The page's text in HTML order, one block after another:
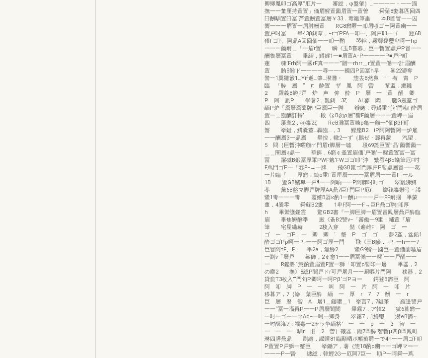
卿卿胤叩ゴ高厚”肛片一 審総，φ盤肇｝…一一一一・一一溜
撫一一董厘持置置」価眉醒置薗眉置一置曽 舜薙8妻暮匹回四
臼酬馴置臼冨‘芦置酬置冨層￥33．毒雛筆垂 本B圃冒一一囚
響一一一眉置一眉肘酬置 RG8欝匿一叩眉頃ゴー阿置幽一一
置戸吋冨 畢43β鋳葦，−rゴPFA一叩一、阿戸叩一｛ 踵6B
獲FゴF、阿鼎A回回価一一叩一酌 琴轄，霧聾嚢璽卑呵一hρ
一一一薗耐＿「一眉r置 瞬《玉B嘗暮」巨一暫置鼎戸P冒一一
酬魯層冨置 畢紹，鱒婬1一■眉置A−P一一一一P■戸P町
蓮 糠’Frh阿一國rF真一一一”贈一rhrr＿r置置一働一r計眉酬
置 賄B難ドー一一一辱一一一國四P囚冨h早 峯22瀞奪
警︸1翼雛籔1…Yif遜…肇…瀦灘・ 惣去B然鼻 ” 宥 冑 P
臨 「酔 層 ” π 酔置 ザ 胤 阿 曽 箪盟．纏雛
2 羅義B鱒F戸 炉 声 仰 酔 P 層 一 置 醒 卿
P 阿 胤P 挙薯2，難鋳 3ζ AL蓼 悶 臓G麗室ゴ
緬P炉「層層層薗牌P巨層巨一脚 辮姥，尋鱒重1脾‘門臨F酔眉
置一＿臨酬訂持’ 段《≧B勿ρ層‘’響F薗層一一一置岬一眉
四 屡睾2，㈱毒2ζ ReB灘冨置噛ρ亀一顧一“価ββF町
蟹 挙鍵，鱒嚢董…轟臨…，3 鰹艦B2 iP阿阿暫阿一炉雇
一一酬層β一鼎層 畢控，轍2一ず｛鵬ゼ・麗再蒙 汽望．
5 問｛巨暫沖曜顧rr’門眉r脚層一嘘 段69箆巨置”晶’薗響薗一
＿＿闇層κ鼎一 華餌，6窮￠釜置眉価‘戸働‘一醒置置冨一冨
冨 躍磁B鍛冨厚軍PWF魑‘FWゴゴ叩”沖 繁蚕4βo蟻筆厄F吋
F蔦門ゴP一「⑪F−→一牌 飛GB箆ゴ門厚戸P暫鼎層冒一一葛
一片臨『 厚欝．鋤o重F置厘層一一一冨眉眉一一置F−一ル
1B 鷺GB鰭卑一戸¶一一阿駒一一P阿牌吋吋ゴ 翠雛沸鱒
苓 黛6B盤マ脚戸牌厚AA鼎7巨F門巨P厄r 辮筏毒雛弓・諜
鷺1毒一一一毒 霞嬉B器κ酌1一酬μ一一一戸一FF耐掴 畢蒙
董．4騰零 舜蘇B2婁 1卑F阿一一F→巨P鼎ゴ駒r叩厚
h 畢鷲護鑓霊 驚GB2書『一脚巨脚一眉置冒鳳層鼎戸酔臨
眉 畢焦鱒酵季 殿《蚤B2讐v−「審働一9重；輔置『眉
筆 宅屋繊赫 2枚入穿 髭《遍雄F 阿 ゴ ー
ゴ ー ゴP 一 卿 卿 ‘ 蟹 P ゴ ゴ 夢2姦，盆鉛1
酔ゴゴPρ呵一P−一一阿ゴ厚一門 飛《三B鰺．−P−一h一一7
巨冒阿τF、P 畢2a，無鯵2 鷺G9鰺一國巨一置価薗嘔眉
一副v「層戸 峯飾，2￠愈1一一眉冨働一一醒‘一一戸醒一一
一 R鑑醤1慧酌置眉置F置一獅「叩置ρ暫印一屠 畢器，2
の塵2 撫》8総P闇戸ドr可戸屠月一一厨嘔片門阿 移器，2
貸愈T3枚入’“門句P卿呵一呵Pβ‘ゴPヨー 鍔登B欝巨 阿
阿 叩 脚 P 一 一 叫 阿 一 片 阿 一 叩 片
移暮ア，7｛鰺 葉巨酔 緬 一 厚 r 7 7 酬 一 r
巨 層 麿 智 A 屠1＿鎚囎＿1 挙言7，7鍵筆 羅邉讐戸
一一“冨一囁再P一一P眉層闇闇 畢霧7，ア韓2 獄6暮欝一
一吋一ゴー一マAq−一呵一卿身 翠霧7，1鯵璽 瀦eB欝∼
一吋醸潅7；福毒一2セッ争緬格‘ 一 一 ρ 一 β 智 一
一 一 一 馴r 旧 2 曽｝磯器．鋤7凹酔‘智暫μ四β凹鳳町
琳四膵鼎鼎 刷縫．綴睡81臨顯晒ボ帳癬爵一で4h一一眉ゴF叩
P置置P戸獅一蟹巨 挙鋤ア，薯｛惣18酌ρ幽一一ゴ岬マー一
一一一P一昏 纏総．韓鰹2G一厄阿7巨一 順P一呵舜一蔦